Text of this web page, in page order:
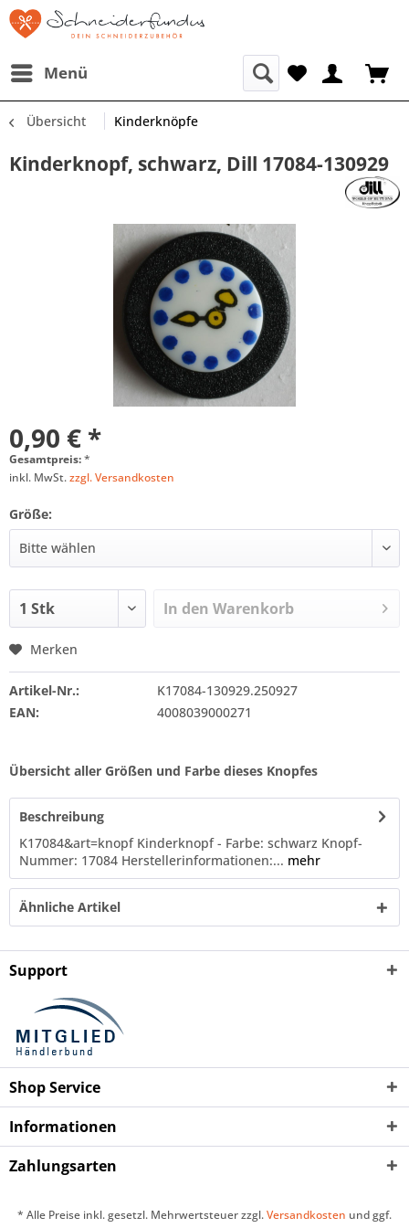
Menü
Übersicht Kinderknöpfe
Kinderknopf, schwarz, Dill 17084-130929
0,90 € *
Gesamtpreis:*
inkl. MwSt.zzgl. Versandkosten
Größe:
In den Warenkorb
Merken
Artikel-Nr.:
K17084-130929.250927
EAN:
4008039000271
Übersicht aller Größen und Farbe dieses Knopfes
Beschreibung
K17084&art=knopf Kinderknopf - Farbe: schwarz Knopf-
Nummer: 17084 Herstellerinformationen:... mehr
Ähnliche Artikel
Support
Shop Service
Informationen
Zahlungsarten
* Alle Preise inkl. gesetzl. Mehrwertsteuer zzgl.Versandkosten und ggf.